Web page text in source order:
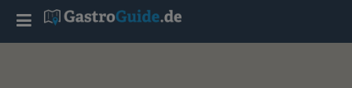
T